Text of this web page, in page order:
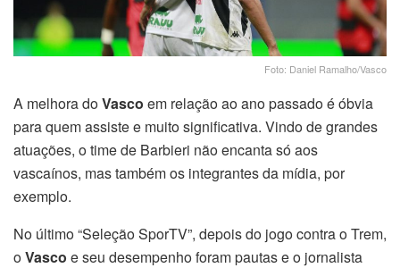
Foto: Daniel Ramalho/Vasco
A melhora doVasco em relação ao ano passado é óbvia
para quem assiste e muito significativa. Vindo de grandes
atuações, o time de Barbieri não encanta só aos
vascaínos, mas também os integrantes da mídia, por
exemplo.
No último “Seleção SporTV”, depois do jogo contra o Trem,
oVasco e seu desempenho foram pautas e o jornalista